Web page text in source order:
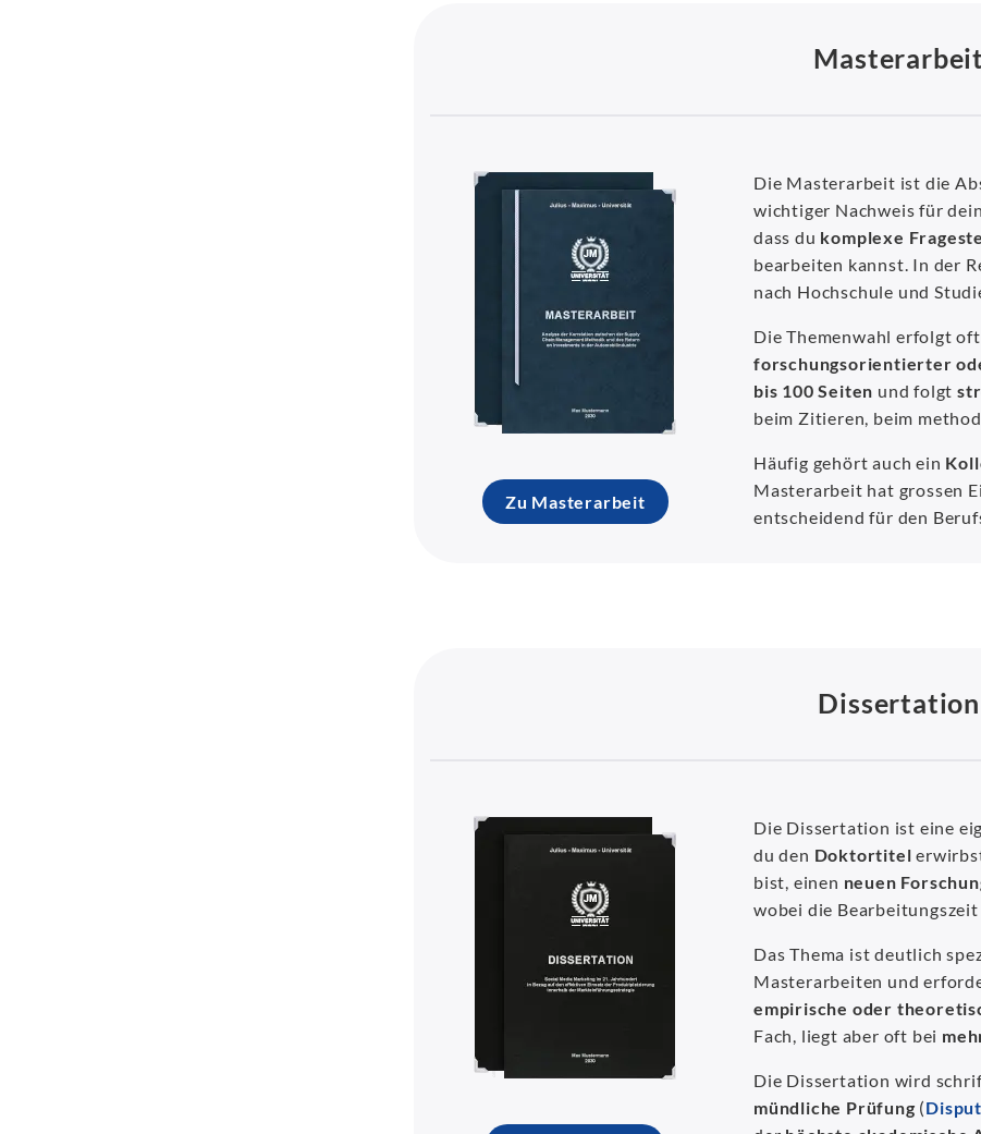
Masterarbeit
Zu Masterarbeit
Die Masterarbeit ist die
wichtiger Nachweis für
dass du komplexe
bearbeiten kannst. In der
nach Hochschule und
Die Themenwahl erfolgt
forschungsorientierter
bis 100 Seiten und folgt
beim Zitieren, beim
Häufig gehört auch ein
Masterarbeit hat grossen
entscheidend für den
Dissertation
Die Dissertation ist eine
du den Doktortitel
bist, einen neuen
wobei die
Das Thema ist deutlich
Masterarbeiten und
empirische oder
Fach, liegt aber oft bei
Die Dissertation wird
mündliche Prüfung (